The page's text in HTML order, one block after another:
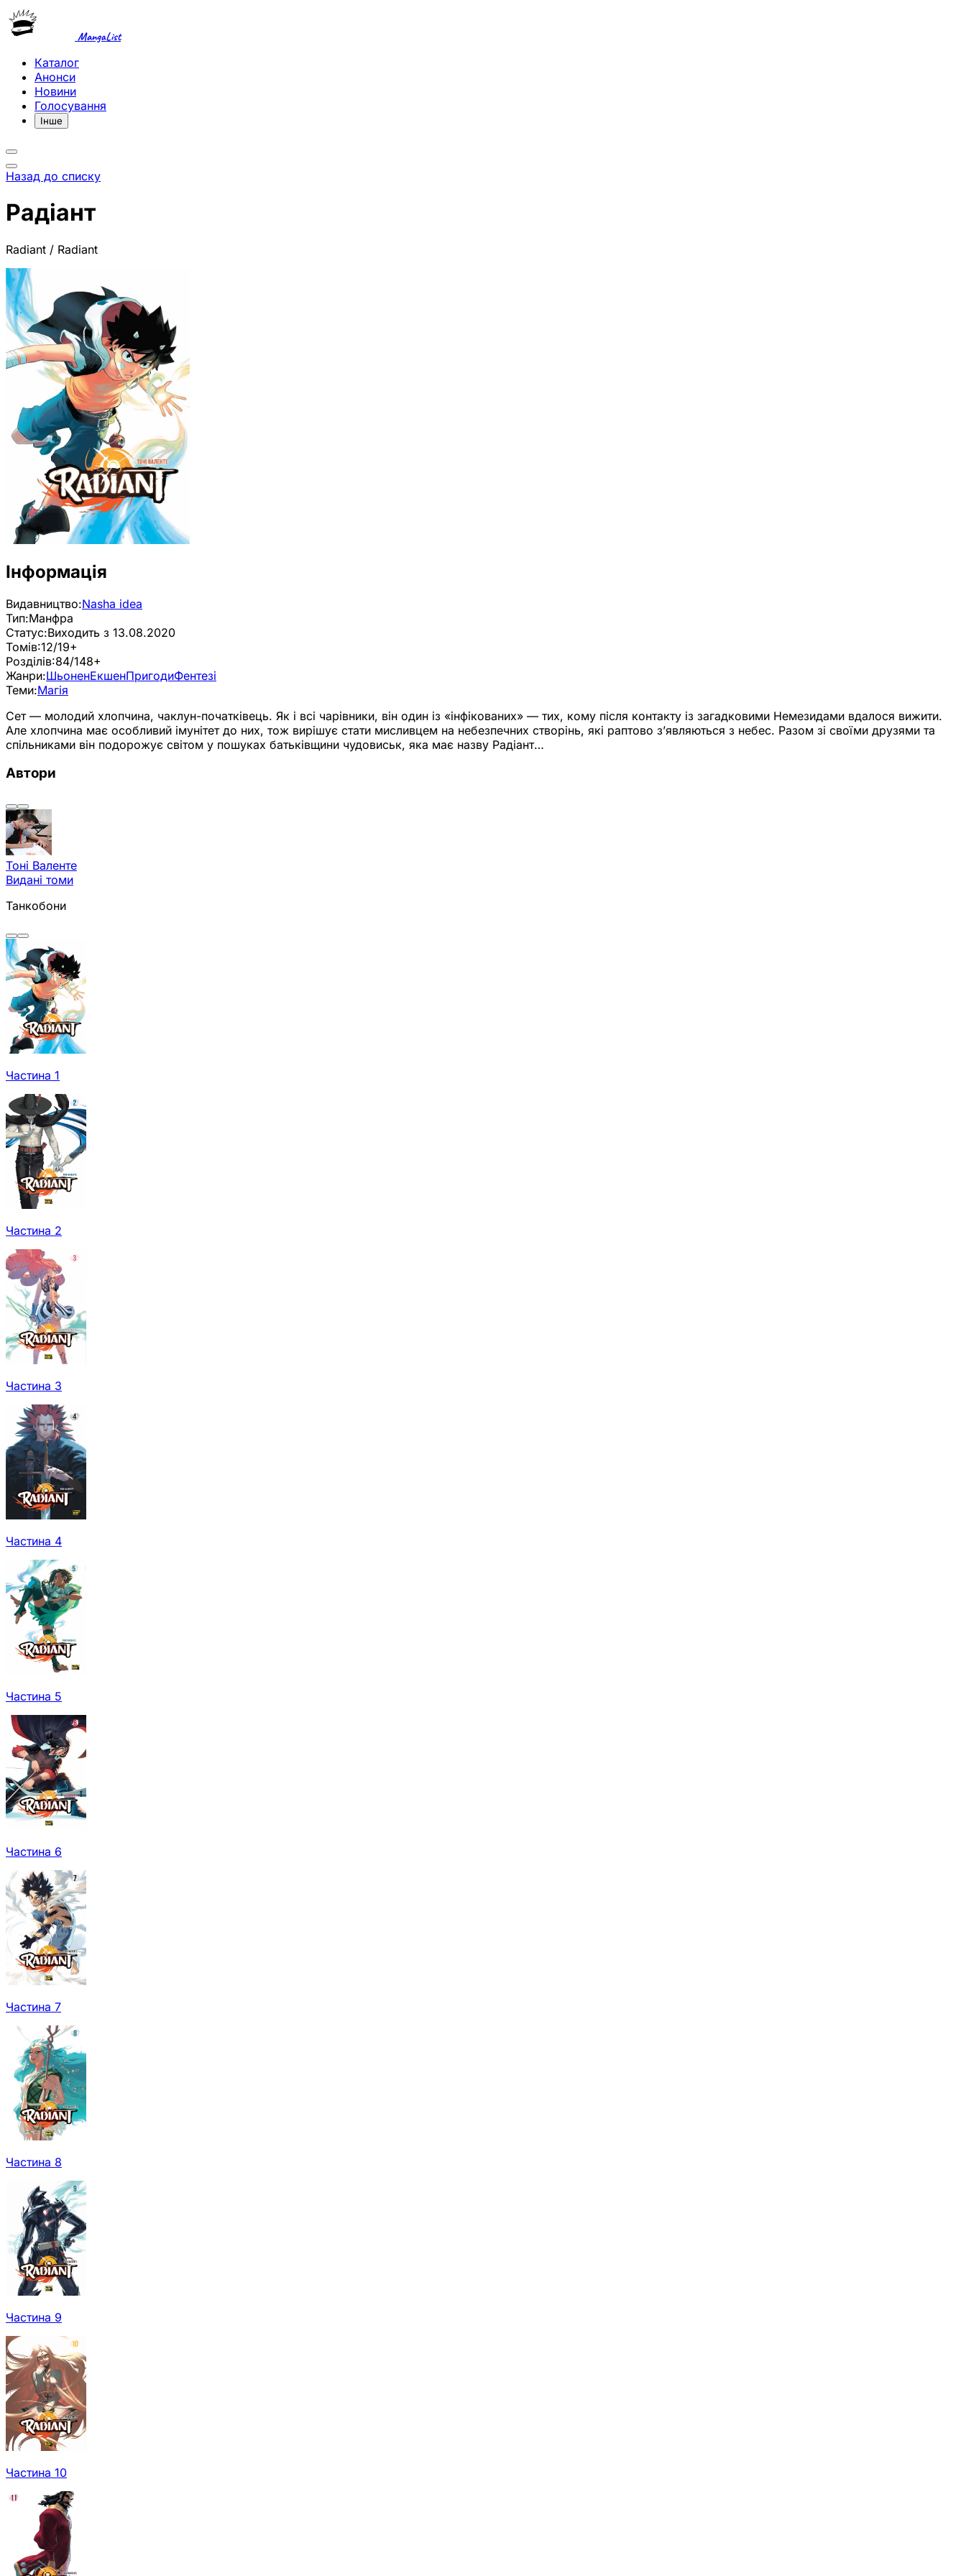
MangaList
Каталог
Анонси
Новини
Голосування
Інше
Назад до списку
Радіант
Radiant / Radiant
Інформація
Видавництво:Nasha idea
Тип:Манфра
Статус:Виходить з 13.08.2020
Томів:12/19+
Розділів:84/148+
Жанри:ШьоненЕкшенПригодиФентезі
Теми:Магія
Сет — молодий хлопчина, чаклун-початківець. Як і всі чарівники, він один із «інфікованих» — тих, кому після контакту із загадковими Немезидами вдалося вижити.
Але хлопчина має особливий імунітет до них, тож вирішує стати мисливцем на небезпечних створінь, які раптово з’являються з небес. Разом зі своїми друзями та
спільниками він подорожує світом у пошуках батьківщини чудовиськ, яка має назву Радіант…
Автори
Тоні Валенте
Видані томи
Танкобони
Частина 1
Частина 2
Частина 3
Частина 4
Частина 5
Частина 6
Частина 7
Частина 8
Частина 9
Частина 10